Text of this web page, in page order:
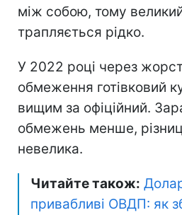
між собою, тому
трапляється рідко.
У 2022 році через
обмеження готівковий
вищим за офіційний.
обмежень менше,
невелика.
Читайте також:
привабливі ОВДП: як